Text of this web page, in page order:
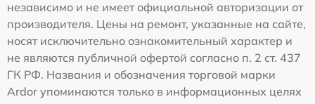
независимо и не имеет официальной авторизации от
производителя. Цены на ремонт, указанные на сайте,
носят исключительно ознакомительный характер и
не являются публичной офертой согласно п. 2 ст. 437
ГК РФ. Названия и обозначения торговой марки
Ardor упоминаются только в информационных целях